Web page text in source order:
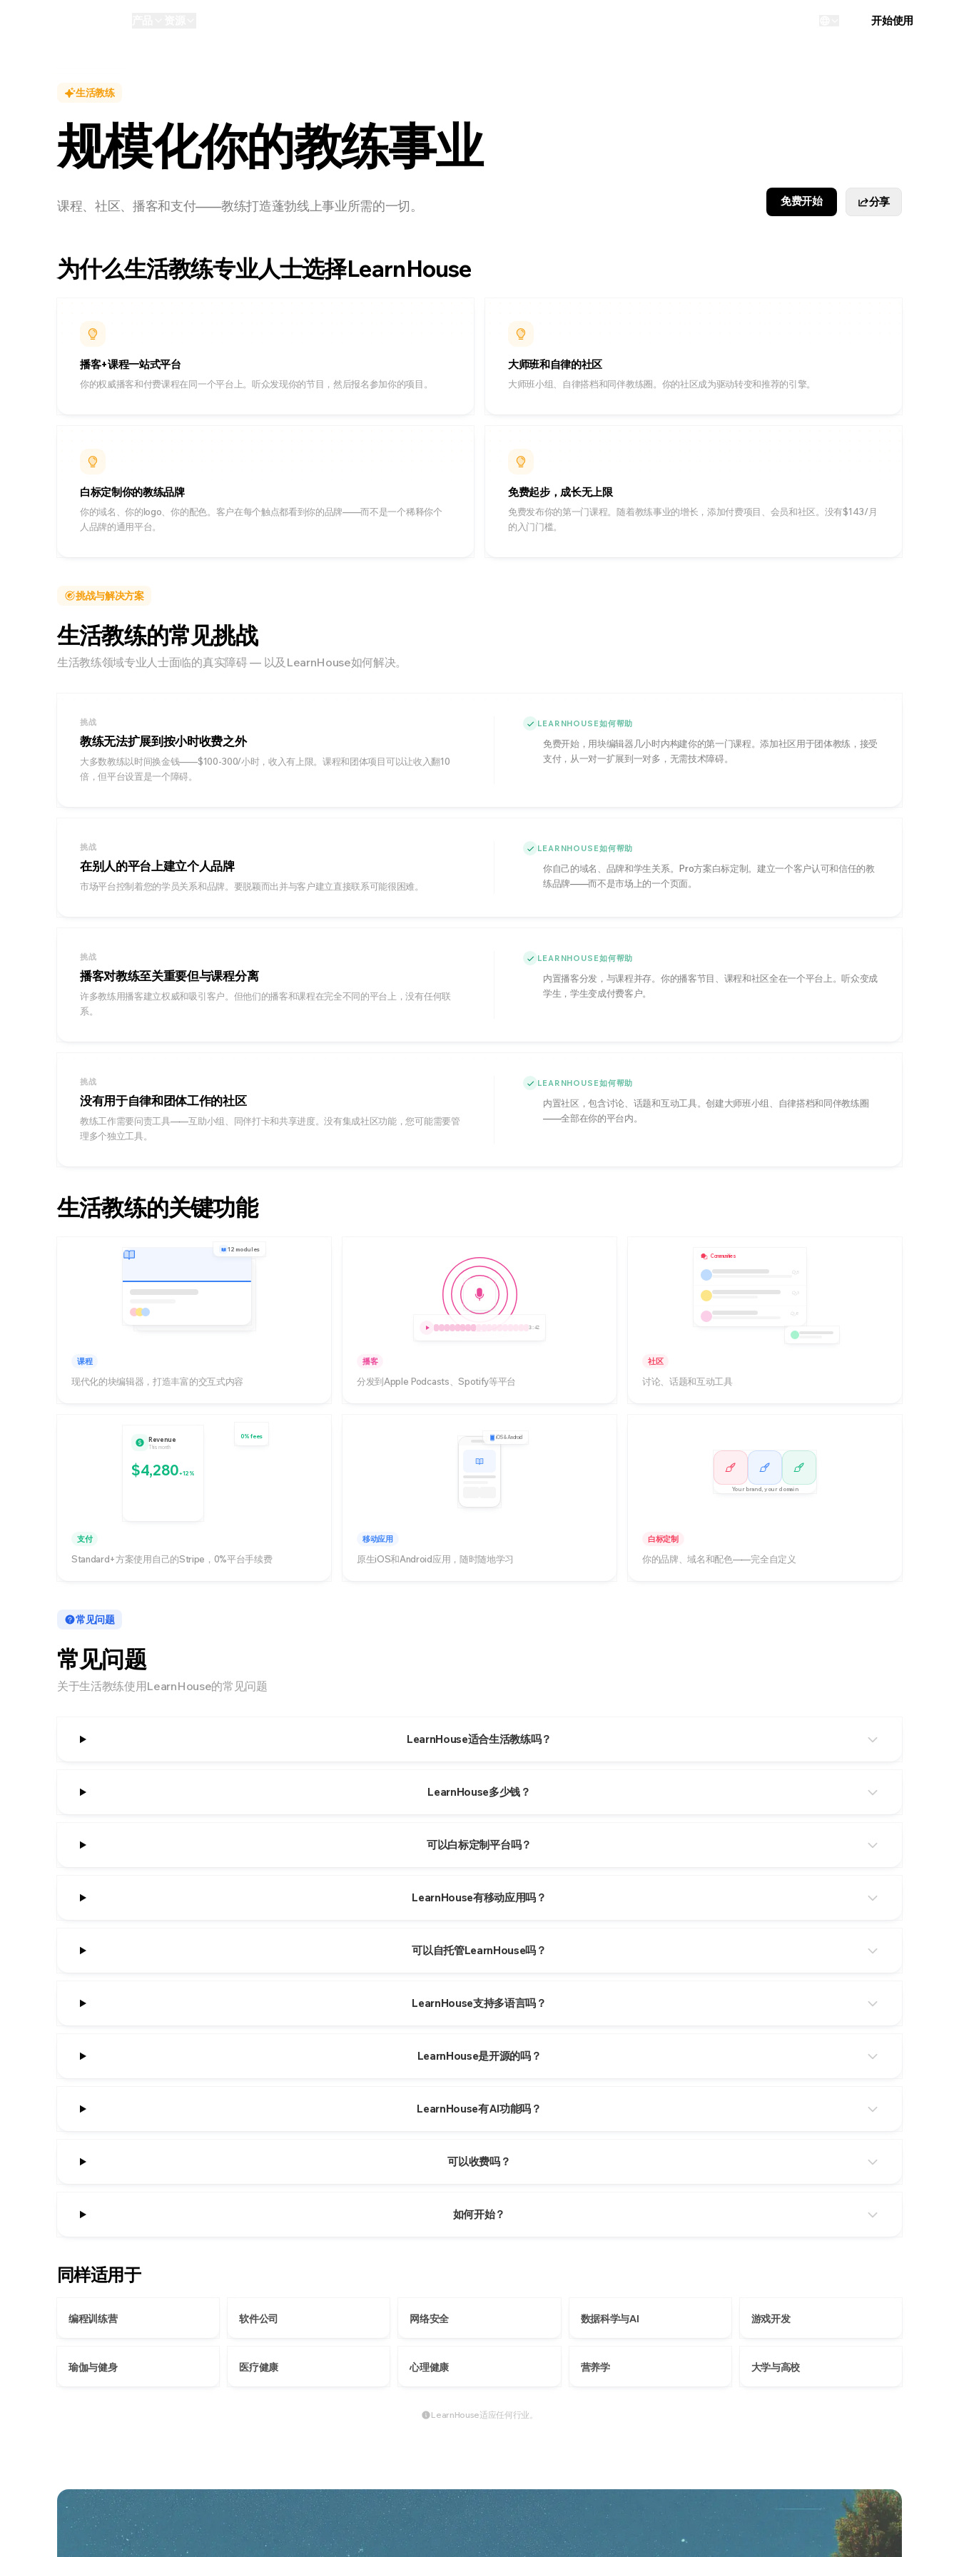
开始使用
生活教练
规模化你的教练事业
课程、社区、播客和支付——教练打造蓬勃线上事业所需的一切。 免费开始 分享
为什么生活教练专业人士选择LearnHouse
播客+课程一站式平台
你的权威播客和付费课程在同一个平台上。听众发现你的节目，然后报名参加你的项目。
大师班和自律的社区
大师班小组、自律搭档和同伴教练圈。你的社区成为驱动转变和推荐的引擎。
白标定制你的教练品牌
你的域名、你的logo、你的配色。客户在每个触点都看到你的品牌——而不是一个稀释你个
人品牌的通用平台。
免费起步，成长无上限
免费发布你的第一门课程。随着教练事业的增长，添加付费项目、会员和社区。没有$143/月
的入门门槛。
挑战与解决方案
生活教练的常见挑战
生活教练领域专业人士面临的真实障碍 — 以及LearnHouse如何解决。
挑战
教练无法扩展到按小时收费之外
大多数教练以时间换金钱——$100-300/小时，收入有上限。课程和团体项目可以让收入翻10
倍，但平台设置是一个障碍。
LEARNHOUSE如何帮助
免费开始，用块编辑器几小时内构建你的第一门课程。添加社区用于团体教练，接受
支付，从一对一扩展到一对多，无需技术障碍。
挑战
在别人的平台上建立个人品牌
市场平台控制着您的学员关系和品牌。要脱颖而出并与客户建立直接联系可能很困难。
LEARNHOUSE如何帮助
你自己的域名、品牌和学生关系。Pro方案白标定制。建立一个客户认可和信任的教
练品牌——而不是市场上的一个页面。
挑战
播客对教练至关重要但与课程分离
许多教练用播客建立权威和吸引客户。但他们的播客和课程在完全不同的平台上，没有任何联
系。
LEARNHOUSE如何帮助
内置播客分发，与课程并存。你的播客节目、课程和社区全在一个平台上。听众变成
学生，学生变成付费客户。
挑战
没有用于自律和团体工作的社区
教练工作需要问责工具——互助小组、同伴打卡和共享进度。没有集成社区功能，您可能需要管
理多个独立工具。
LEARNHOUSE如何帮助
内置社区，包含讨论、话题和互动工具。创建大师班小组、自律搭档和同伴教练圈
——全部在你的平台内。
生活教练的关键功能
12 modules
课程
现代化的块编辑器，打造丰富的交互式内容
3:42
播客
分发到Apple Podcasts、Spotify等平台
Communities
5
3
8
社区
讨论、话题和互动工具
Revenue
This month
$4,280+12%
0% fees
支付
Standard+方案使用自己的Stripe，0%平台手续费
iOS & Android
移动应用
原生iOS和Android应用，随时随地学习
Your brand, your domain
白标定制
你的品牌、域名和配色——完全自定义
常见问题
常见问题
关于生活教练使用LearnHouse的常见问题
LearnHouse适合生活教练吗？
LearnHouse多少钱？
可以白标定制平台吗？
LearnHouse有移动应用吗？
可以自托管LearnHouse吗？
LearnHouse支持多语言吗？
LearnHouse是开源的吗？
LearnHouse有AI功能吗？
可以收费吗？
如何开始？
同样适用于
编程训练营 软件公司 网络安全 数据科学与AI 游戏开发
瑜伽与健身 医疗健康 心理健康 营养学 大学与高校
LearnHouse适应任何行业。